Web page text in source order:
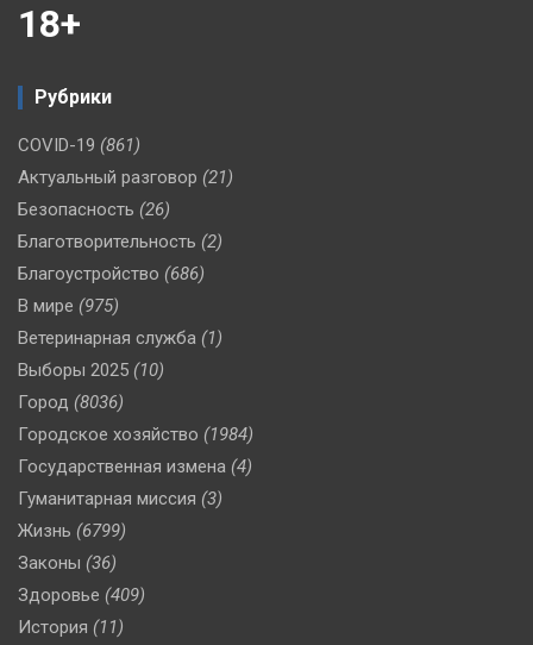
18+
Рубрики
COVID-19 (861)
Актуальный разговор (21)
Безопасность (26)
Благотворительность (2)
Благоустройство (686)
В мире (975)
Ветеринарная служба (1)
Выборы 2025 (10)
Город (8036)
Городское хозяйство (1984)
Государственная измена (4)
Гуманитарная миссия (3)
Жизнь (6799)
Законы (36)
Здоровье (409)
История (11)